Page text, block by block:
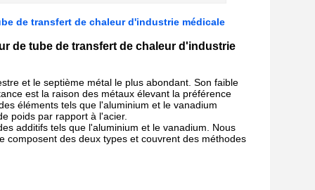
de transfert de chaleur d'industrie médicale
de tube de transfert de chaleur d'industrie
et le septième métal le plus abondant. Son faible
est la raison des métaux élevant la préférence
éléments tels que l'aluminium et le vanadium
poids par rapport à l'acier.
additifs tels que l'aluminium et le vanadium. Nous
composent des deux types et couvrent des méthodes